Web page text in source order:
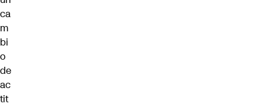
ca
m
bi
o
de
ac
tit